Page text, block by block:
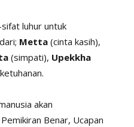
luhur untuk
Metta (cinta kasih),
(simpati), Upekkha
akan
Benar, Ucapan